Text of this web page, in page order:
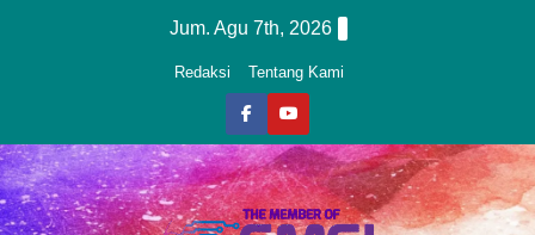
Jum. Agu 7th, 2026
Redaksi Tentang Kami